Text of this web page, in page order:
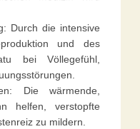
Durch die intensive
und des
bei Völlegefühl,
Die wärmende,
helfen, verstopfte
zu mildern.